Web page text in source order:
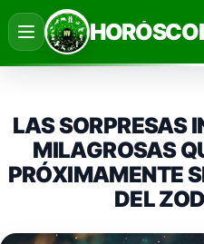
Saltar
al
contenido
LAS SORPRESAS
MILAGROSAS
PRÓXIMAMENTE
DEL